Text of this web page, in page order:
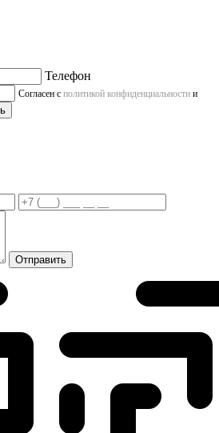
Телефон
Согласен с политикой конфиденциальности и
Отправить